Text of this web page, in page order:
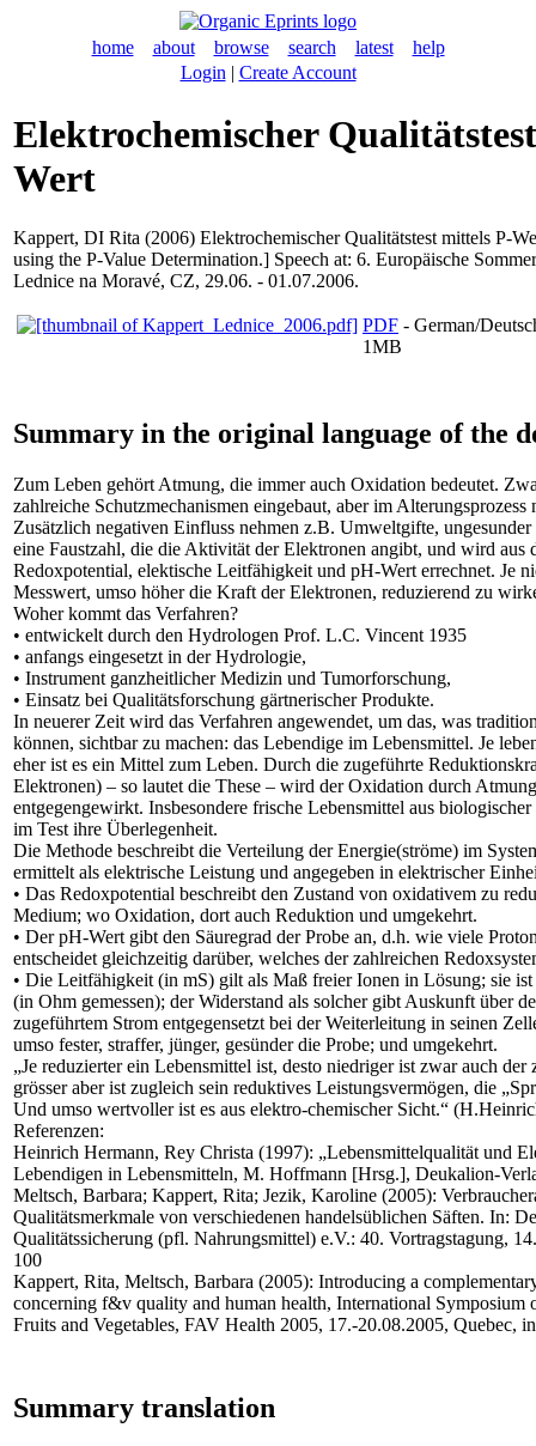
home about browse search latest
help
Login | Create Account
Elektrochemischer
Wert
Kappert, DI Rita (2006) Elektrochemischer Qualitätstest mittels P-
using the P-Value Determination.] Speech at: 6. Europäische
Lednice na Moravé, CZ, 29.06. - 01.07.2006.
PDF - German/
1MB
Summary in the original language of the
Zum Leben gehört Atmung, die immer auch Oxidation bedeutet.
zahlreiche Schutzmechanismen eingebaut, aber im
Zusätzlich negativen Einfluss nehmen z.B. Umweltgifte,
eine Faustzahl, die die Aktivität der Elektronen angibt, und wird aus
Redoxpotential, elektische Leitfähigkeit und pH-Wert errechnet. Je
Messwert, umso höher die Kraft der Elektronen, reduzierend zu
Woher kommt das Verfahren?
• entwickelt durch den Hydrologen Prof. L.C. Vincent 1935
• anfangs eingesetzt in der Hydrologie,
• Instrument ganzheitlicher Medizin und Tumorforschung,
• Einsatz bei Qualitätsforschung gärtnerischer Produkte.
In neuerer Zeit wird das Verfahren angewendet, um das, was
können, sichtbar zu machen: das Lebendige im Lebensmittel. Je
eher ist es ein Mittel zum Leben. Durch die zugeführte
Elektronen) – so lautet die These – wird der Oxidation durch
entgegengewirkt. Insbesondere frische Lebensmittel aus
im Test ihre Überlegenheit.
Die Methode beschreibt die Verteilung der Energie(ströme) im
ermittelt als elektrische Leistung und angegeben in elektrischer
• Das Redoxpotential beschreibt den Zustand von oxidativem zu
Medium; wo Oxidation, dort auch Reduktion und umgekehrt.
• Der pH-Wert gibt den Säuregrad der Probe an, d.h. wie viele
entscheidet gleichzeitig darüber, welches der zahlreichen
• Die Leitfähigkeit (in mS) gilt als Maß freier Ionen in Lösung; sie
(in Ohm gemessen); der Widerstand als solcher gibt Auskunft über
zugeführtem Strom entgegensetzt bei der Weiterleitung in seinen
umso fester, straffer, jünger, gesünder die Probe; und umgekehrt.
„Je reduzierter ein Lebensmittel ist, desto niedriger ist zwar auch der
grösser aber ist zugleich sein reduktives Leistungsvermögen, die
Und umso wertvoller ist es aus elektro-chemischer Sicht.“
Referenzen:
Heinrich Hermann, Rey Christa (1997): „Lebensmittelqualität und
Lebendigen in Lebensmitteln, M. Hoffmann [Hrsg.], Deukalion-
Meltsch, Barbara; Kappert, Rita; Jezik, Karoline (2005):
Qualitätsmerkmale von verschiedenen handelsüblichen Säften. In:
Qualitätssicherung (pfl. Nahrungsmittel) e.V.: 40. Vortragstagung,
100
Kappert, Rita, Meltsch, Barbara (2005): Introducing a
concerning f&v quality and human health, International Symposium
Fruits and Vegetables, FAV Health 2005, 17.-20.08.2005, Quebec,
Summary translation